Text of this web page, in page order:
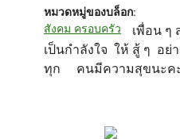
หมวดหมู่ของบล็อก:
สังคม ครอบครัว
เพื่อน ๆ
เป็นกำลังใจ ให้ สู้ ๆ อย่
ทุก คนมีความสุขนะคะ